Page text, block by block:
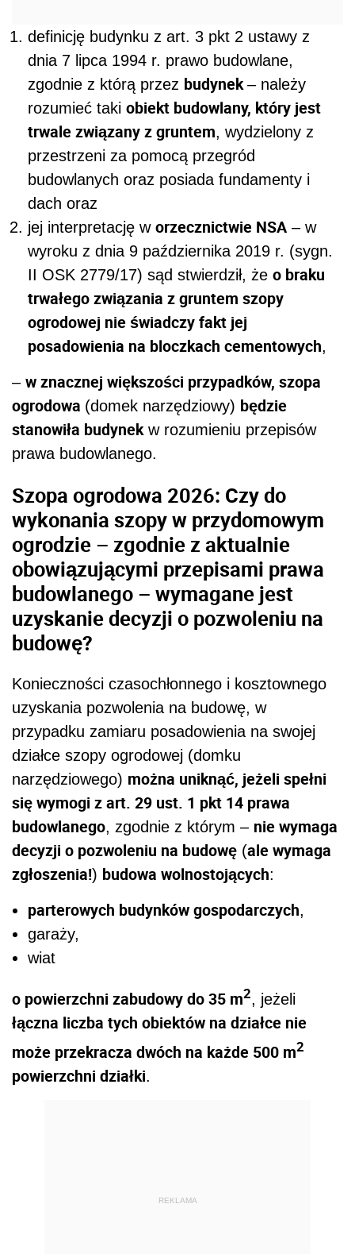
definicję budynku z art. 3 pkt 2 ustawy z
dnia 7 lipca 1994 r. prawo budowlane,
zgodnie z którą przez budynek– należy
rozumieć taki obiekt budowlany, który jest
trwale związany z gruntem, wydzielony z
przestrzeni za pomocą przegród
budowlanych oraz posiada fundamenty i
dach oraz
jej interpretację w orzecznictwie NSA – w
wyroku z dnia 9 października 2019 r. (sygn.
II OSK 2779/17) sąd stwierdził, że o braku
trwałego związania z gruntem szopy
ogrodowej nie świadczy fakt jej
posadowienia na bloczkach cementowych,
– w znacznej większości przypadków, szopa
ogrodowa (domek narzędziowy) będzie
stanowiła budynek w rozumieniu przepisów
prawa budowlanego.
Szopa ogrodowa 2026: Czy do
wykonania szopy w przydomowym
ogrodzie – zgodnie z aktualnie
obowiązującymi przepisami prawa
budowlanego – wymagane jest
uzyskanie decyzji o pozwoleniu na
budowę?
Konieczności czasochłonnego i kosztownego
uzyskania pozwolenia na budowę, w
przypadku zamiaru posadowienia na swojej
działce szopy ogrodowej (domku
narzędziowego) można uniknąć, jeżeli spełni
się wymogi z art. 29 ust. 1 pkt 14 prawa
budowlanego, zgodnie z którym – nie wymaga
decyzji o pozwoleniu na budowę (ale wymaga
zgłoszenia!) budowa wolnostojących:
parterowych budynków gospodarczych,
garaży,
wiat
o powierzchni zabudowy do 35 m2, jeżeli
łączna liczba tych obiektów na działce nie
może przekracza dwóch na każde 500 m2
powierzchni działki.
REKLAMA